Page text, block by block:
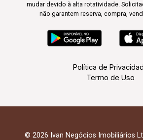
mudar devido à alta rotatividade.
não garantem reserva, compra,
Política de
Termo de Uso
© 2026 Ivan Negócios Imobiliários